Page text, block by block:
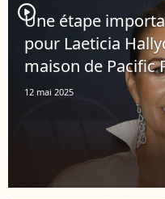
player2
Une étape
pour Laeticia
maison de Pacific
12 mai 2025